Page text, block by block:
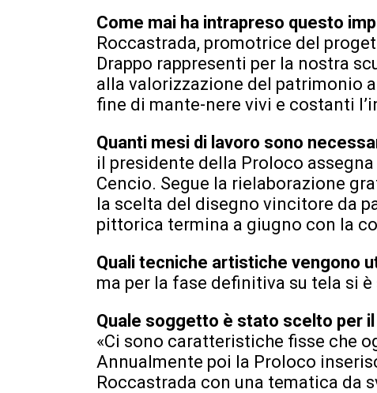
Come mai ha intrapreso questo
Roccastrada, promotrice del
Drappo rappresenti per la nostra
alla valorizzazione del patrimonio
fine di mante-nere vivi e costanti
Quanti mesi di lavoro sono
il presidente della Proloco
Cencio. Segue la rielaborazione
la scelta del disegno vincitore da
pittorica termina a giugno con la
Quali tecniche artistiche vengono
ma per la fase definitiva su tela si
Quale soggetto è stato scelto per
«Ci sono caratteristiche fisse che
Annualmente poi la Proloco
Roccastrada con una tematica da